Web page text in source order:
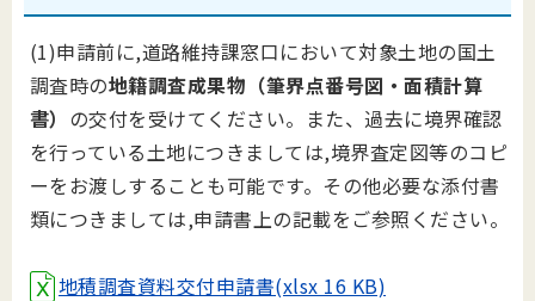
(1)申請前に,道路維持課窓口において対象土地の国土
調査時の地籍調査成果物（筆界点番号図・面積計算
書） の交付を受けてください。また、過去に境界確認
を行っている土地につきましては,境界査定図等のコピ
ーをお渡しすることも可能です。その他必要な添付書
類につきましては,申請書上の記載をご参照ください。
地積調査資料交付申請書(xlsx 16 KB)